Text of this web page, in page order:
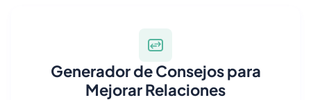
Generador de Consejos para
Mejorar Relaciones